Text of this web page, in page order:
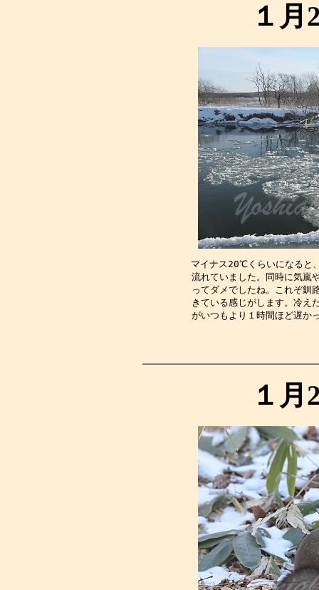
１月
マイナス20℃くらいになると
流れていました。同時に気嵐
ってダメでしたね。これぞ釧
きている感じがします。冷え
がいつもより１
１月